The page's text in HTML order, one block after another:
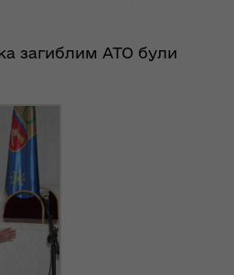
загиблим АТО були